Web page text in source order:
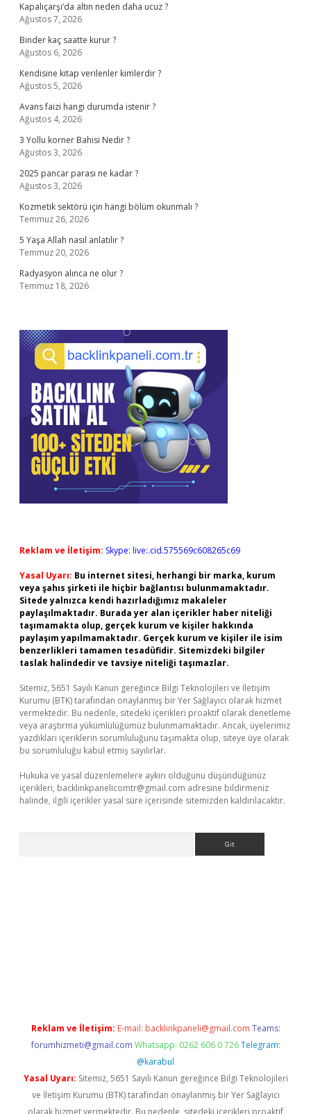
Kapalıçarşı’da altın neden daha ucuz ?
Ağustos 7, 2026
Binder kaç saatte kurur ?
Ağustos 6, 2026
Kendisine kitap verilenler kimlerdir ?
Ağustos 5, 2026
Avans faizi hangi durumda istenir ?
Ağustos 4, 2026
3 Yollu korner Bahisi Nedir ?
Ağustos 3, 2026
2025 pancar parası ne kadar ?
Ağustos 3, 2026
Kozmetik sektörü için hangi bölüm okunmalı ?
Temmuz 26, 2026
5 Yaşa Allah nasıl anlatılır ?
Temmuz 20, 2026
Radyasyon alınca ne olur ?
Temmuz 18, 2026
Reklam ve İletişim: Skype: live:.cid.575569c608265c69
Yasal Uyarı: Bu internet sitesi, herhangi bir marka, kurum
veya şahıs şirketi ile hiçbir bağlantısı bulunmamaktadır.
Sitede yalnızca kendi hazırladığımız makaleler
paylaşılmaktadır. Burada yer alan içerikler haber niteliği
taşımamakta olup, gerçek kurum ve kişiler hakkında
paylaşım yapılmamaktadır. Gerçek kurum ve kişiler ile isim
benzerlikleri tamamen tesadüfidir. Sitemizdeki bilgiler
taslak halindedir ve tavsiye niteliği taşımazlar.
Sitemiz, 5651 Sayılı Kanun gereğince Bilgi Teknolojileri ve İletişim
Kurumu (BTK) tarafından onaylanmış bir Yer Sağlayıcı olarak hizmet
vermektedir. Bu nedenle, sitedeki içerikleri proaktif olarak denetleme
veya araştırma yükümlülüğümüz bulunmamaktadır. Ancak, üyelerimiz
yazdıkları içeriklerin sorumluluğunu taşımakta olup, siteye üye olarak
bu sorumluluğu kabul etmiş sayılırlar.
Hukuka ve yasal düzenlemelere aykırı olduğunu düşündüğünüz
içerikleri, backlinkpanelicomtr@gmail.com adresine bildirmeniz
halinde, ilgili içerikler yasal süre içerisinde sitemizden kaldırılacaktır.
Reklam ve İletişim: E-mail: backlinkpaneli@gmail.com Teams:
forumhizmeti@gmail.com Whatsapp: 0262 606 0 726 Telegram:
@karabul
Yasal Uyarı: Sitemiz, 5651 Sayılı Kanun gereğince Bilgi Teknolojileri
ve İletişim Kurumu (BTK) tarafından onaylanmış bir Yer Sağlayıcı
olarak hizmet vermektedir. Bu nedenle, sitedeki içerikleri proaktif